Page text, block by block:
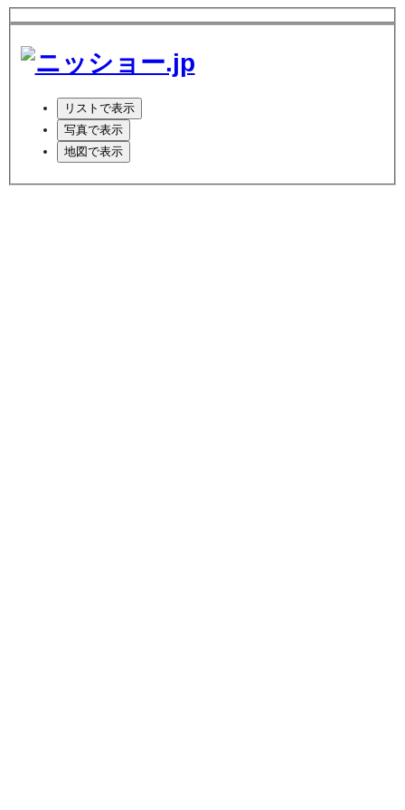
リスト で表示
写真で表示
地図で表示